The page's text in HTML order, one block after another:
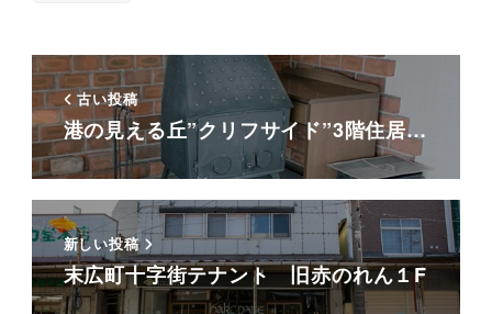
古い投稿
港の見える丘”クリフサイド”3階住居…
新しい投稿
末広町十字街テナント 旧赤のれん１F